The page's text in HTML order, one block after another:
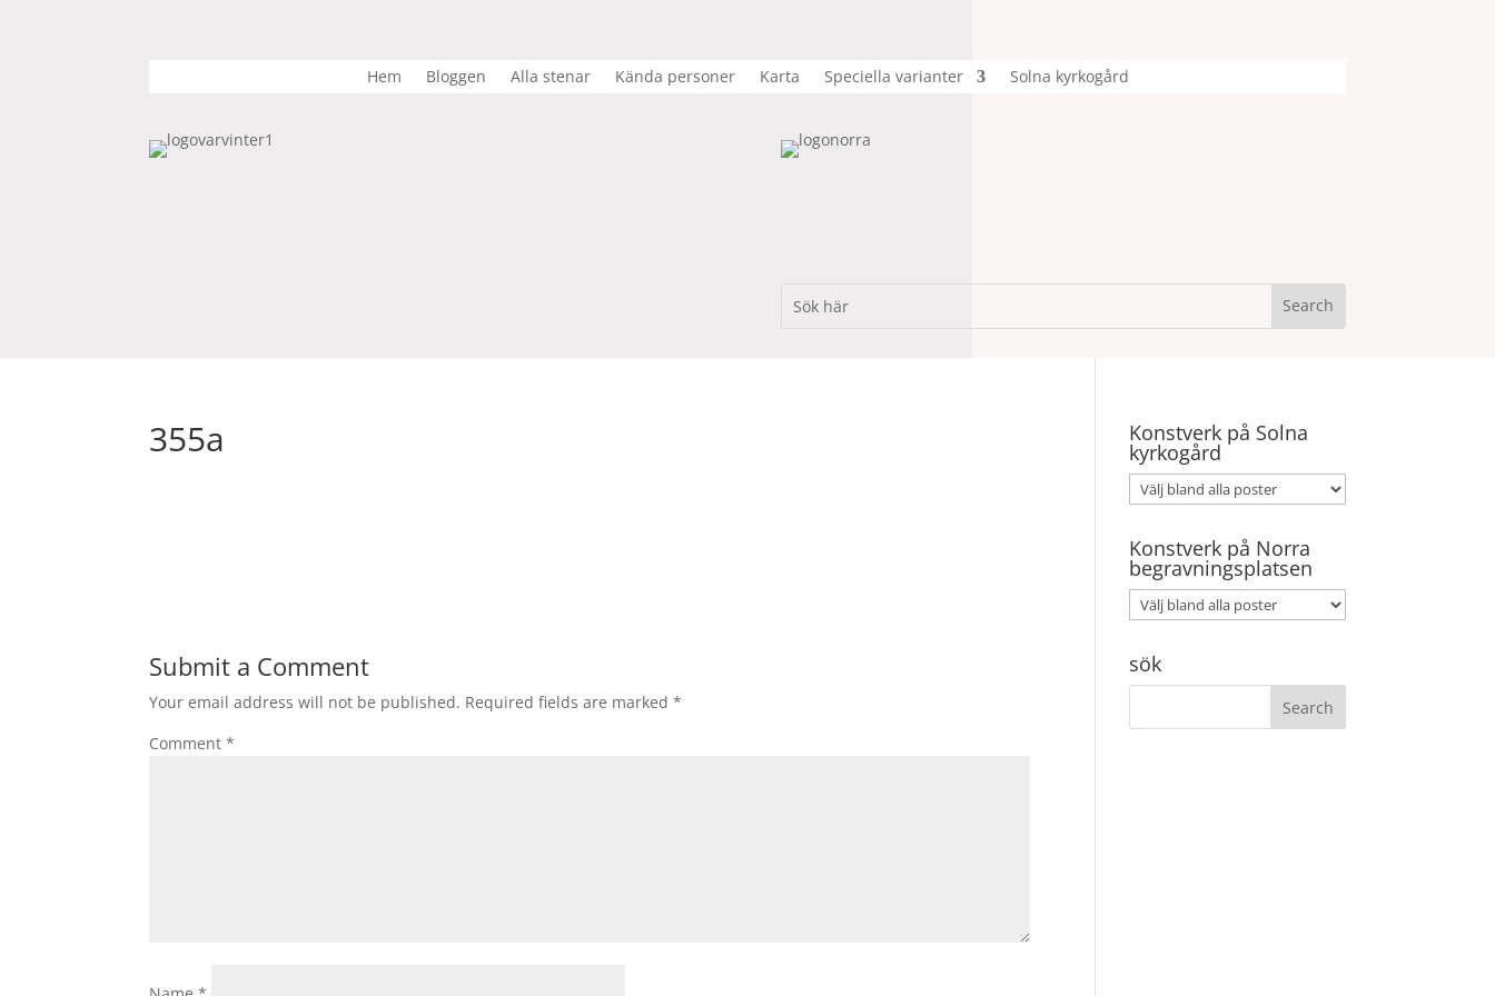
Hem Bloggen Alla stenar Kända personer Karta Speciella varianter Solna kyrkogård
355a
Submit a Comment
Your email address will not be published. Required fields are marked*
Comment*
Konstverk på Solna
kyrkogård
Konstverk på Norra
begravningsplatsen
sök